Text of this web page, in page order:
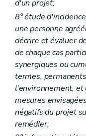
Art. D104
Chapitre II
Section
Art.
Section II
Art.
Section III
Art.
Art.
Art.
Art.
Art.
Titre VI
Chapitre
d'un projet;
8° étude
une personne
décrire et évaluer
de chaque cas
synergiques ou
termes,
l'environnement,
mesures
négatifs du projet
remédIer;